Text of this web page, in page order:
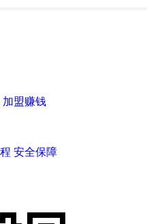
加盟赚钱
安全保障